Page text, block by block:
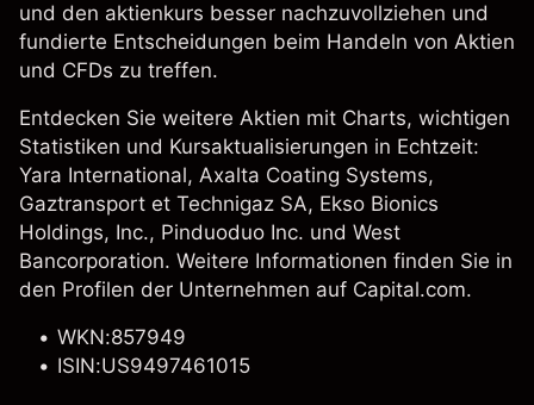
und den aktienkurs besser nachzuvollziehen und
fundierte Entscheidungen beim Handeln von Aktien
und CFDs zu treffen.
Entdecken Sie weitere Aktien mit Charts, wichtigen
Statistiken und Kursaktualisierungen in Echtzeit:
Yara International, Axalta Coating Systems,
Gaztransport et Technigaz SA, Ekso Bionics
Holdings, Inc., Pinduoduo Inc. und West
Bancorporation. Weitere Informationen finden Sie in
den Profilen der Unternehmen auf Capital.com.
WKN:857949
ISIN:US9497461015